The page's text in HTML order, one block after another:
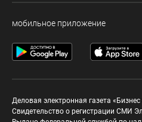
мобильное приложение
Деловая электронная газета «Бизнес
Свидетельство о регистрации СМИ